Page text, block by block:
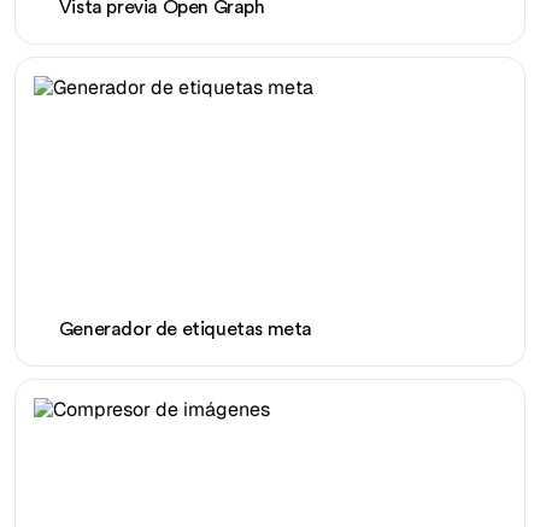
Vista previa Open Graph
Generador de etiquetas meta